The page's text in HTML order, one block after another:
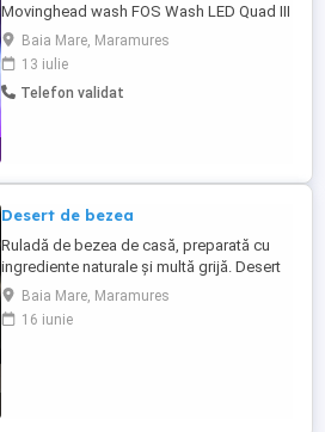
Movinghead wash FOS Wash LED Quad III
4 Movinghead Spot FOS Scorpio Spot
200W LED 3 Proiectoare Fos IQ Par, 12 led-
uri RGBW 4 in 1 12W LED Controler DMX
Eurolite 512 1 Flightcase Controler DMX
Baia Mare, Maramures
13 iulie
Telefon validat
Desert de bezea
Ruladă de bezea de casă, preparată cu
ingrediente naturale și multă grijă. Desert
fin, proaspăt și delicios, potrivit pentru
aniversări, evenimente sau momente
speciale alături de cei dragi. Accept
Baia Mare, Maramures
16 iunie